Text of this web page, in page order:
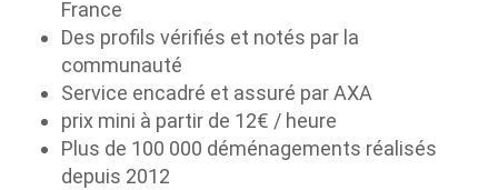
France
Des profils vérifiés et notés par la
communauté
Service encadré et assuré par AXA
prix mini à partir de 12€ / heure
Plus de 100 000 déménagements réalisés
depuis 2012